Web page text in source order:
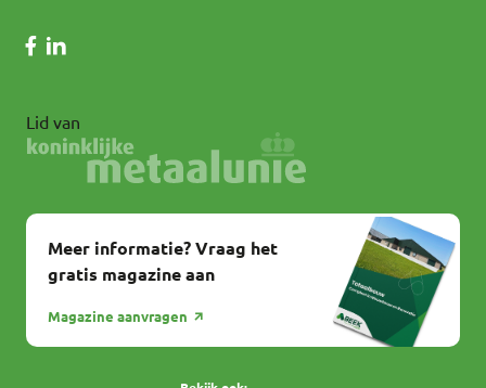
Lid van
Meer informatie? Vraag het
gratis magazine aan
Magazine aanvragen